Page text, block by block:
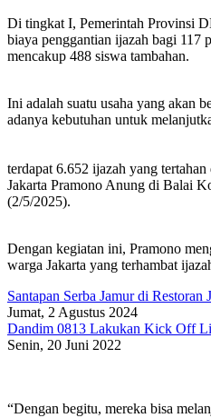
Di tingkat I, Pemerintah Provinsi
biaya penggantian ijazah bagi 117
mencakup 488 siswa tambahan.
Ini adalah suatu usaha yang akan
adanya kebutuhan untuk
terdapat 6.652 ijazah yang
Jakarta Pramono Anung di Balai
(2/5/2025).
Dengan kegiatan ini, Pramono
warga Jakarta yang terhambat
Santapan Serba Jamur di Restoran
Jumat, 2 Agustus 2024
Dandim 0813 Lakukan Kick Off
Senin, 20 Juni 2022
“Dengan begitu, mereka bisa